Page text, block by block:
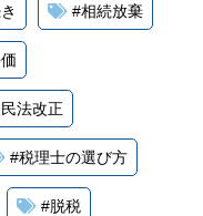
#相続放棄
法改正
#税理士の選び方
#脱税